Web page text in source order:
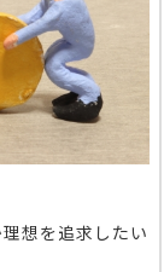
想を追求したい